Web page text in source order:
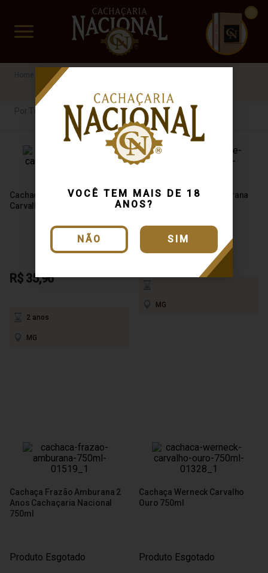
VOCÊ TEM MAIS DE 18
ANOS?
NÃO SIM
www.cachacarianacional.com.br
CUIDADO FRÁGIL
Cachaça
Cachaça Rainha da Cana Ouro
Carvalho 700ml
R$ 35,96
2 anos
MG
Cachaça Do Dede Amburana
700ml
Produto Esgotado
MG
Cachaça Frazão Amburana 2
Anos Cachaçaria Nacional
750ml
Produto Esgotado
Cachaça Werneck Carvalho
Ouro 750ml
Produto Esgotado